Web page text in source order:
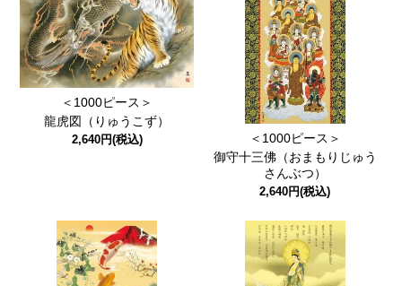
＜1000ピース＞
龍虎図（りゅうこず）
2,640円(税込)
＜1000ピース＞
御守十三佛（おまもりじゅう
さんぶつ）
2,640円(税込)